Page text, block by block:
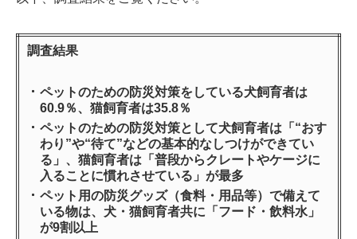
調査結果
ペットのための防災対策をしている犬飼育者は
60.9％、猫飼育者は35.8％
ペットのための防災対策として犬飼育者は「“おす
わり”や“待て”などの基本的なしつけができてい
る」、猫飼育者は「普段からクレートやケージに
入ることに慣れさせている」が最多
ペット用の防災グッズ（食料・用品等）で備えて
いる物は、犬・猫飼育者共に「フード・飲料水」
が9割以上